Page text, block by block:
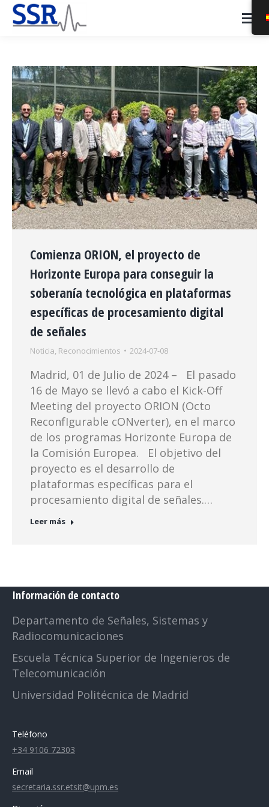
Comienza ORION, el proyecto de
Horizonte Europa para conseguir la
soberanía tecnológica en plataformas
específicas de procesamiento digital
de señales
Noticia, Reconocimientos 2024-07-08
Madrid, 01 de Julio de 2024 – El pasado
16 de Mayo se llevó a cabo el Kick-Off
Meeting del proyecto ORION (Octo
ReconfIgurable cONverter), en el marco
de los programas Horizonte Europa de
la Comisión Europea. El objetivo del
proyecto es el desarrollo de
plataformas específicas para el
procesamiento digital de señales.…
Leer más
Información de contacto
Departamento de Señales, Sistemas y
Radiocomunicaciones
Escuela Técnica Superior de Ingenieros de
Telecomunicación
Universidad Politécnica de Madrid
Teléfono
+34 9106 72303
Email
secretaria.ssr.etsit@upm.es